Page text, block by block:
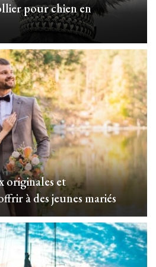
pour chien en
originales et
à des jeunes mariés